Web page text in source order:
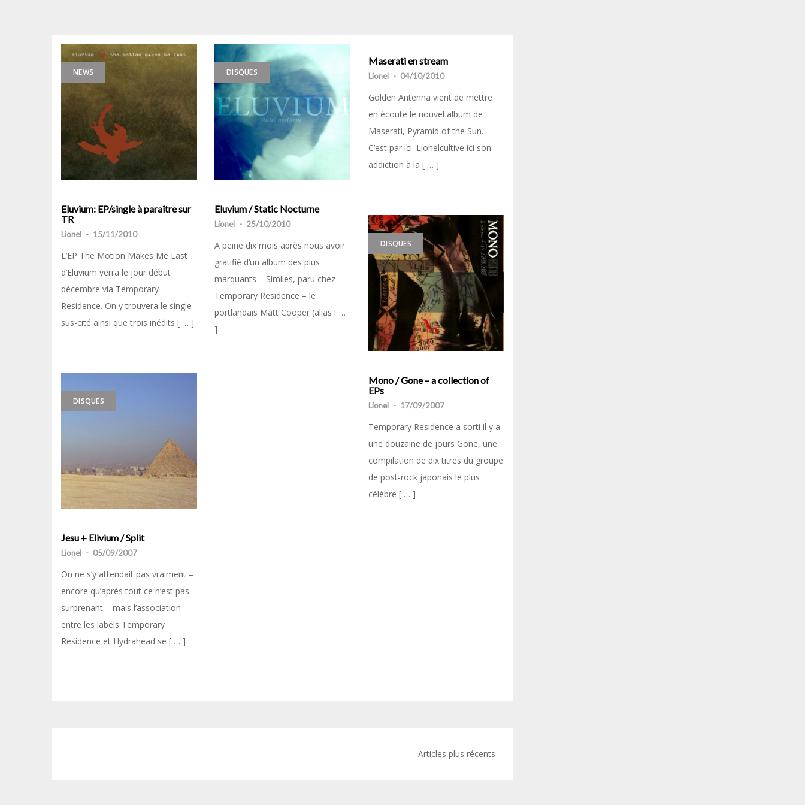
NEWS
Eluvium: EP/single à paraître sur
TR
Lionel - 15/11/2010
L’EP The Motion Makes Me Last
d’Eluvium verra le jour début
décembre via Temporary
Residence. On y trouvera le single
sus-cité ainsi que trois inédits [ … ]
DISQUES
Eluvium / Static Nocturne
Lionel - 25/10/2010
A peine dix mois après nous avoir
gratifié d’un album des plus
marquants – Similes, paru chez
Temporary Residence – le
portlandais Matt Cooper (alias [ …
]
Maserati en stream
Lionel - 04/10/2010
Golden Antenna vient de mettre
en écoute le nouvel album de
Maserati, Pyramid of the Sun.
C’est par ici. Lionelcultive ici son
addiction à la [ … ]
DISQUES
Mono / Gone – a collection of
EPs
Lionel - 17/09/2007
Temporary Residence a sorti il y a
une douzaine de jours Gone, une
compilation de dix titres du groupe
de post-rock japonais le plus
célèbre [ … ]
DISQUES
Jesu + Elivium / Split
Lionel - 05/09/2007
On ne s’y attendait pas vraiment –
encore qu’après tout ce n’est pas
surprenant – mais l’association
entre les labels Temporary
Residence et Hydrahead se [ … ]
Articles plus récents